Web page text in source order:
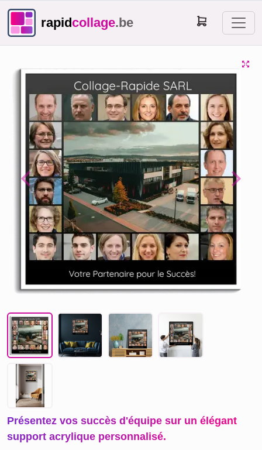
rapidcollage.be
Previous Next
Présentez vos succès d'équipe sur un élégant
support acrylique personnalisé.